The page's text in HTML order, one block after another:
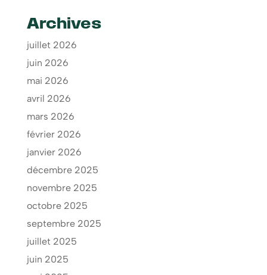
Archives
juillet 2026
juin 2026
mai 2026
avril 2026
mars 2026
février 2026
janvier 2026
décembre 2025
novembre 2025
octobre 2025
septembre 2025
juillet 2025
juin 2025